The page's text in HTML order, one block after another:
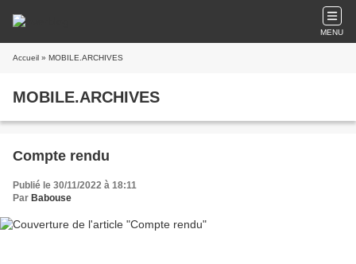
MENU
Accueil » MOBILE.ARCHIVES
MOBILE.ARCHIVES
Compte rendu
Publié le 30/11/2022 à 18:11
Par Babouse